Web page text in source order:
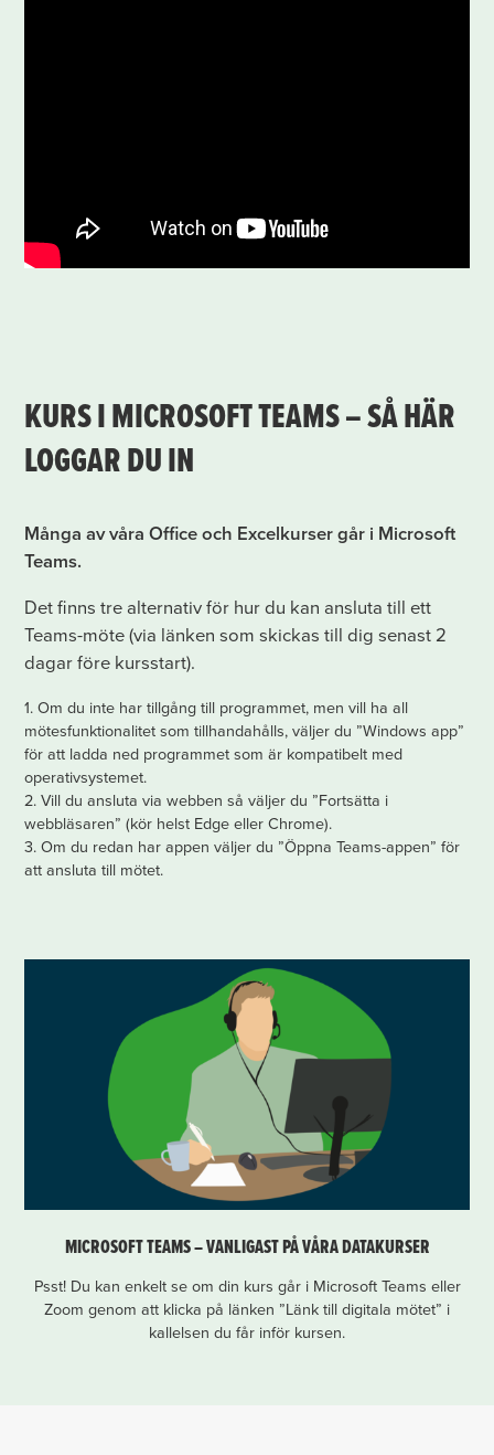
KURS I MICROSOFT TEAMS – SÅ HÄR
LOGGAR DU IN
Många av våra Office och Excelkurser går i Microsoft
Teams.
Det finns tre alternativ för hur du kan ansluta till ett
Teams-möte (via länken som skickas till dig senast 2
dagar före kursstart).
1. Om du inte har tillgång till programmet, men vill ha all
mötesfunktionalitet som tillhandahålls, väljer du ”Windows app”
för att ladda ned programmet som är kompatibelt med
operativsystemet.
2. Vill du ansluta via webben så väljer du ”Fortsätta i
webbläsaren” (kör helst Edge eller Chrome).
3. Om du redan har appen väljer du ”Öppna Teams-appen” för
att ansluta till mötet.
MICROSOFT TEAMS – VANLIGAST PÅ VÅRA DATAKURSER
Psst! Du kan enkelt se om din kurs går i Microsoft Teams eller
Zoom genom att klicka på länken ”Länk till digitala mötet” i
kallelsen du får inför kursen.